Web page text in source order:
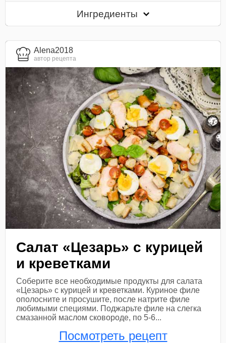
Ингредиенты
Alena2018
автор рецепта
Салат «Цезарь» с курицей
и креветками
Соберите все необходимые продукты для салата
«Цезарь» с курицей и креветками. Куриное филе
ополосните и просушите, после натрите филе
любимыми специями. Поджарьте филе на слегка
смазанной маслом сковороде, по 5-6...
Посмотреть рецепт